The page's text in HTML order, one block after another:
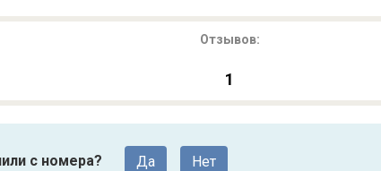
Отзывов:
1
с номера? Да Нет